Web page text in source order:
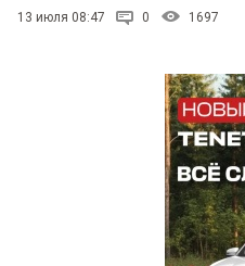
13 июля 08:47 0 1697